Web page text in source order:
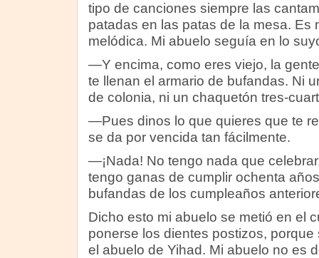
tipo de canciones siempre las
patadas en las patas de la mesa. Es
melódica. Mi abuelo seguía en lo
—Y encima, como eres viejo, la
te llenan el armario de bufandas. Ni
de colonia, ni un chaquetón tres-
—Pues dinos lo que quieres que te
se da por vencida tan fácilmente.
—¡Nada! No tengo nada que
tengo ganas de cumplir ochenta
bufandas de los cumpleaños
Dicho esto mi abuelo se metió en el
ponerse los dientes postizos,
el abuelo de Yihad. Mi abuelo no es